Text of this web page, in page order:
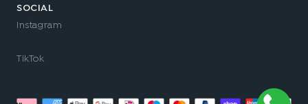
SOCIAL
Instagram
TikTok